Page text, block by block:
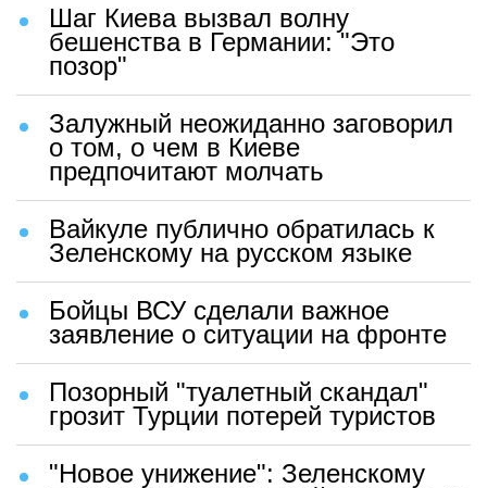
Шаг Киева вызвал волну
бешенства в Германии: "Это
позор"
Залужный неожиданно заговорил
о том, о чем в Киеве
предпочитают молчать
Вайкуле публично обратилась к
Зеленскому на русском языке
Бойцы ВСУ сделали важное
заявление о ситуации на фронте
Позорный "туалетный скандал"
грозит Турции потерей туристов
"Новое унижение": Зеленскому